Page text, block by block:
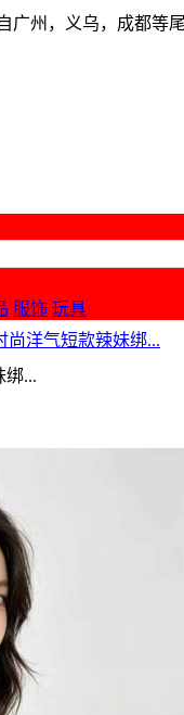
广州，义乌，成都
服饰 玩具
洋气短款辣妹绑...
绑...